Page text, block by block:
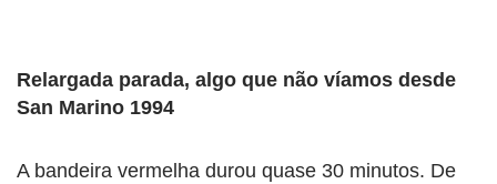
Relargada parada, algo que não víamos desde
San Marino 1994
A bandeira vermelha durou quase 30 minutos. De